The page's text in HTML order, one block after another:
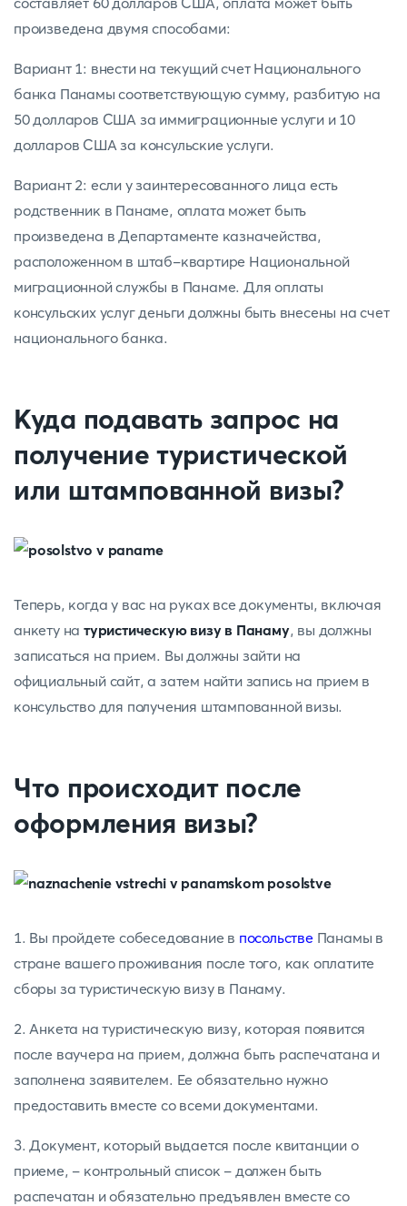
произведена двумя способами:
Вариант 1: внести на текущий счет Национального
банка Панамы соответствующую сумму, разбитую на
50 долларов США за иммиграционные услуги и 10
долларов США за консульские услуги.
Вариант 2: если у заинтересованного лица есть
родственник в Панаме, оплата может быть
произведена в Департаменте казначейства,
расположенном в штаб-квартире Национальной
миграционной службы в Панаме. Для оплаты
консульских услуг деньги должны быть внесены на счет
национального банка.
Куда подавать запрос на
получение туристической
или штампованной визы?
Теперь, когда у вас на руках все документы, включая
анкету на туристическую визу в Панаму, вы должны
записаться на прием. Вы должны зайти на
официальный сайт, а затем найти запись на прием в
консульство для получения штампованной визы.
Что происходит после
оформления визы?
1. Вы пройдете собеседование в посольствеПанамы в
стране вашего проживания после того, как оплатите
сборы за туристическую визу в Панаму.
2. Анкета на туристическую визу, которая появится
после ваучера на прием, должна быть распечатана и
заполнена заявителем. Ее обязательно нужно
предоставить вместе со всеми документами.
3. Документ, который выдается после квитанции о
приеме, - контрольный список - должен быть
распечатан и обязательно предъявлен вместе со